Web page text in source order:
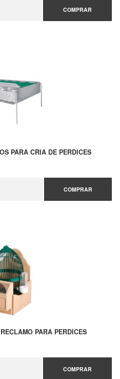
COMPRAR
PARA CRIA DE PERDICES
COMPRAR
PARA PERDICES
COMPRAR